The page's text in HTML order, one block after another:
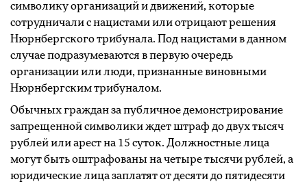
символику организаций и движений, которые
сотрудничали с нацистами или отрицают решения
Нюрнбергского трибунала. Под нацистами в данном
случае подразумеваются в первую очередь
организации или люди, признанные виновными
Нюрнбергским трибуналом.
Обычных граждан за публичное демонстрирование
запрещенной символики ждет штраф до двух тысяч
рублей или арест на 15 суток. Должностные лица
могут быть оштрафованы на четыре тысячи рублей, а
юридические лица заплатят от десяти до пятидесяти